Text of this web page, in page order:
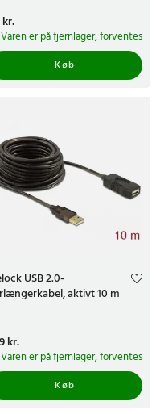
inden for 5-7 hverdage
:59 kr.
Varen er på fjernlager, forventes
Køb
inden for 5-7 hverdage
USB 2.0-
aktivt 10 m
:189 kr.
kr.
Varen er på fjernlager, forventes
Køb